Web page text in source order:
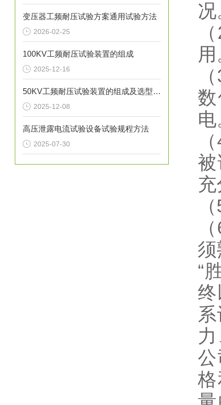
变压器工频耐压试验方案通用试验方法
2026-02-25
100KV工频耐压试验装置的组成
2025-12-16
50KV工频耐压试验装置的组成及选型方法
2025-12-08
高压泄露电流试验设备试验规程方法
2025-07-30
况
须
“